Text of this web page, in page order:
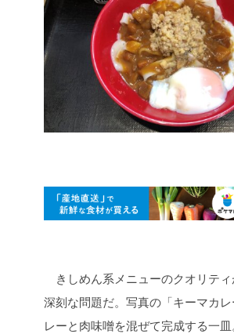
きしめん系メニューのクオリティ
深刻な問題だ。写真の「キーマカ
レーと肉味噌を混ぜて完成する一